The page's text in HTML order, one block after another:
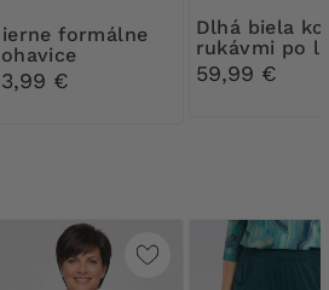
€
Dlhá biela košeľa s
rukávmi po
59,99 €